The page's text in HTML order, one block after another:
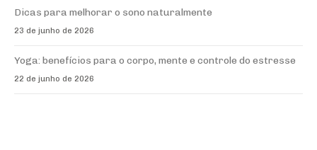
Dicas para melhorar o sono naturalmente
23 de junho de 2026
Yoga: benefícios para o corpo, mente e controle do estresse
22 de junho de 2026